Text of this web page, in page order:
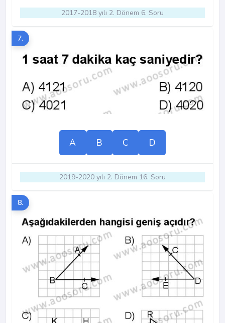
2017-2018 yılı 2. Dönem 6. Soru
7.
A B C D
2019-2020 yılı 2. Dönem 16. Soru
8.